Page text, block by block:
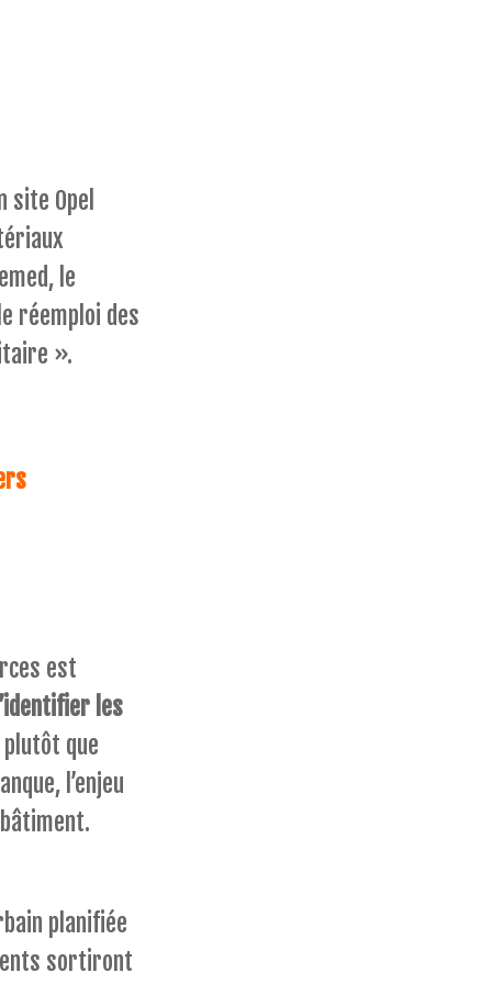
site Opel
le
réemploi des
».
est
les
plutôt que
l’enjeu
planifiée
sortiront